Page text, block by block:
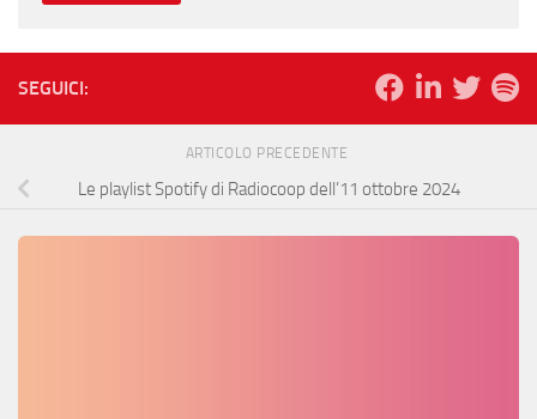
SEGUICI:
ARTICOLO PRECEDENTE
Le playlist Spotify di Radiocoop dell’11 ottobre 2024